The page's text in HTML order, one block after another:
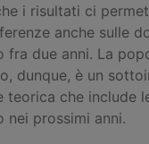
i risultati ci
anche sulle
fra due anni. La
dunque, è un
teorica che include
nei prossimi anni.